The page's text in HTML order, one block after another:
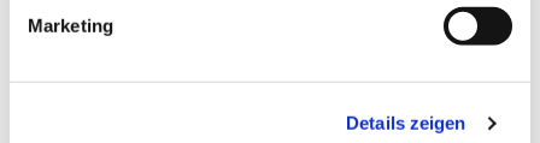
Marketing
Details zeigen
Messe gelesen werden solle, und zwar eine an
meine Todestage, oder ungefähr um dieselbe Zeit,
vorangehender Ankündigung“. Seine wertvolle